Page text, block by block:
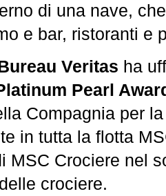
di una nave,
e bar, ristoranti e
Veritas ha
Pearl
Compagnia per
in tutta la flotta
MSC Crociere nel
crociere.